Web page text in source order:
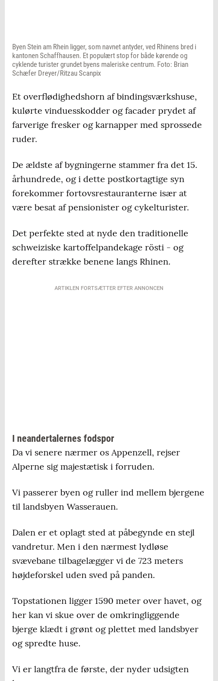
Byen Stein am Rhein ligger, som navnet antyder, ved Rhinens bred i
kantonen Schaffhausen. Et populært stop for både kørende og
cyklende turister grundet byens maleriske centrum. Foto: Brian
Schæfer Dreyer/Ritzau Scanpix
Et overflødighedshorn af bindingsværkshuse,
kulørte vinduesskodder og facader prydet af
farverige fresker og karnapper med sprossede
ruder.
De ældste af bygningerne stammer fra det 15.
århundrede, og i dette postkortagtige syn
forekommer fortovsrestauranterne især at
være besat af pensionister og cykelturister.
Det perfekte sted at nyde den traditionelle
schweiziske kartoffelpandekage rösti - og
derefter strække benene langs Rhinen.
ARTIKLEN FORTSÆTTER EFTER ANNONCEN
I neandertalernes fodspor
Da vi senere nærmer os Appenzell, rejser
Alperne sig majestætisk i forruden.
Vi passerer byen og ruller ind mellem bjergene
til landsbyen Wasserauen.
Dalen er et oplagt sted at påbegynde en stejl
vandretur. Men i den nærmest lydløse
svævebane tilbagelægger vi de 723 meters
højdeforskel uden sved på panden.
Topstationen ligger 1590 meter over havet, og
her kan vi skue over de omkringliggende
bjerge klædt i grønt og plettet med landsbyer
og spredte huse.
Vi er langtfra de første, der nyder udsigten